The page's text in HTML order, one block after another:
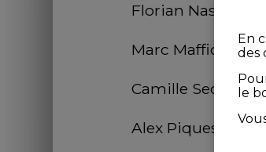
Florian Nastorg
Marc Maffiolo
Camille
Alex Piques
En
des
le